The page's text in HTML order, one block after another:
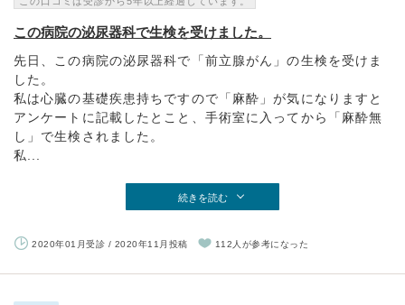
この病院の泌尿器科で生検を受けました。
先日、この病院の泌尿器科で「前立腺がん」の生検を受けま
した。
私は心臓の基礎疾患持ちですので「麻酔」が気になりますと
アンケートに記載したとこと、手術室に入ってから「麻酔無
し」で生検されました。
私...
続きを読む
2020年01月受診 / 2020年11月投稿 112人が参考になった